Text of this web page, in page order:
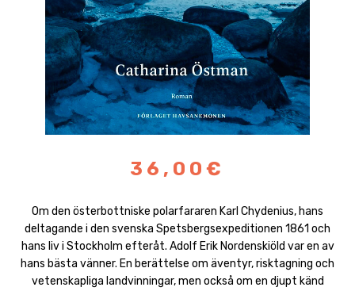
36,00€
Om den österbottniske polarfararen Karl Chydenius, hans
deltagande i den svenska Spetsbergsexpeditionen 1861 och
hans liv i Stockholm efteråt. Adolf Erik Nordenskiöld var en av
hans bästa vänner. En berättelse om äventyr, risktagning och
vetenskapliga landvinningar, men också om en djupt känd